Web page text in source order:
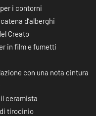
i contorni
d’alberghi
Creato
in film e fumetti
con una nota cintura
ceramista
tirocinio